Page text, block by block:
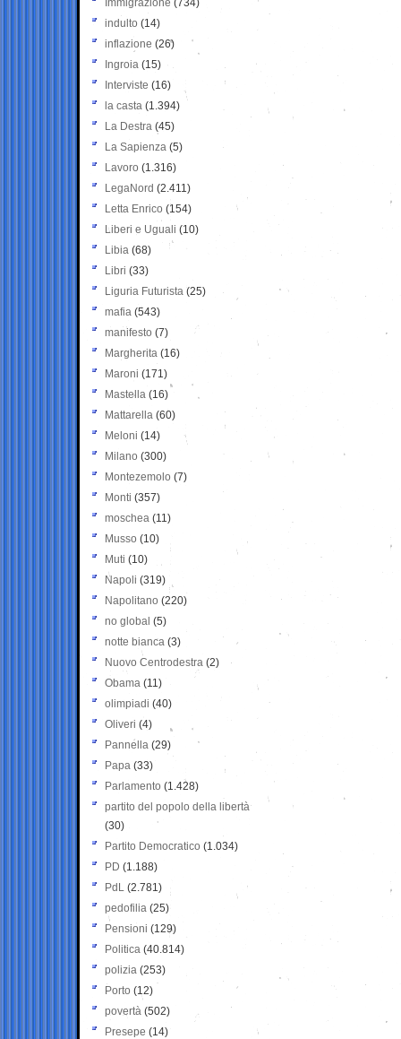
Immigrazione (734)
indulto (14)
inflazione (26)
Ingroia (15)
Interviste (16)
la casta (1.394)
La Destra (45)
La Sapienza (5)
Lavoro (1.316)
LegaNord (2.411)
Letta Enrico (154)
Liberi e Uguali (10)
Libia (68)
Libri (33)
Liguria Futurista (25)
mafia (543)
manifesto (7)
Margherita (16)
Maroni (171)
Mastella (16)
Mattarella (60)
Meloni (14)
Milano (300)
Montezemolo (7)
Monti (357)
moschea (11)
Musso (10)
Muti (10)
Napoli (319)
Napolitano (220)
no global (5)
notte bianca (3)
Nuovo Centrodestra (2)
Obama (11)
olimpiadi (40)
Oliveri (4)
Pannella (29)
Papa (33)
Parlamento (1.428)
partito del popolo della libertà
(30)
Partito Democratico (1.034)
PD (1.188)
PdL (2.781)
pedofilia (25)
Pensioni (129)
Politica (40.814)
polizia (253)
Porto (12)
povertà (502)
Presepe (14)